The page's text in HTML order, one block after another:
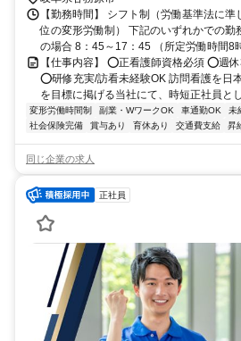
【勤務時間】 シフト制（労働基準法に
位の変形労働制） 下記のいずれかでの勤
の場合 8：45～17：45 （所定労働時間8
【仕事内容】 ⭕正看護師資格必須 ⭕週
⭕研修充実/訪看未経験OK 訪問看護を日
を目標に掲げる当社にて、時短正社員と
変形労働時間制 副業・WワークOK 車通勤OK 未
社会保険完備
賞与あり 育休あり 交通費支給 昇
同じ企業の求人
正社員